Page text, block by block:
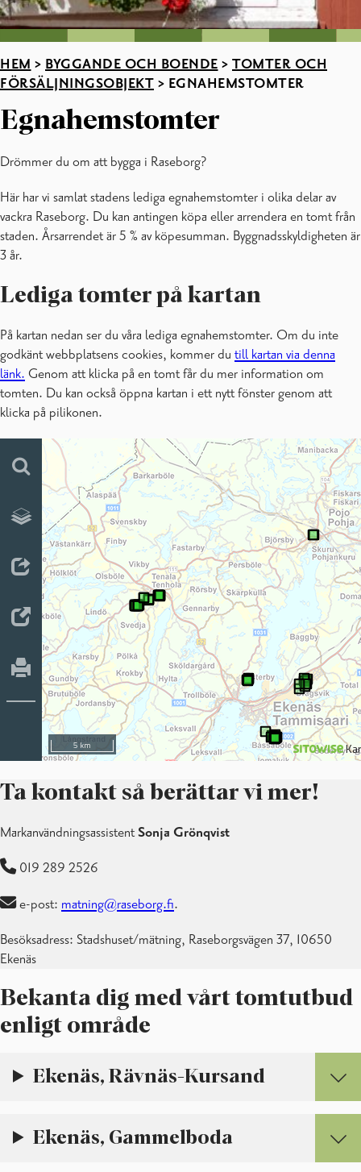
HEM > BYGGANDE OCH BOENDE > TOMTER OCH
FÖRSÄLJNINGSOBJEKT > EGNAHEMSTOMTER
Egnahemstomter
Drömmer du om att bygga i Raseborg?
Här har vi samlat stadens lediga egnahemstomter i olika delar av
vackra Raseborg. Du kan antingen köpa eller arrendera en tomt från
staden. Årsarrendet är 5 % av köpesumman. Byggnadsskyldigheten är
3 år.
Lediga tomter på kartan
På kartan nedan ser du våra lediga egnahemstomter. Om du inte
godkänt webbplatsens cookies, kommer du till kartan via denna
länk. Genom att klicka på en tomt får du mer information om
tomten. Du kan också öppna kartan i ett nytt fönster genom att
klicka på pilikonen.
Ta kontakt så berättar vi mer!
Markanvändningsassistent Sonja Grönqvist
019 289 2526
e-post: matning@raseborg.fi.
Besöksadress: Stadshuset/mätning, Raseborgsvägen 37, 10650
Ekenäs
Bekanta dig med vårt tomtutbud
enligt område
Ekenäs, Rävnäs-Kursand
Ekenäs, Gammelboda